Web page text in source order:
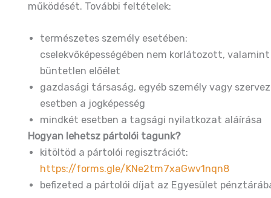
működését. További feltételek:
természetes személy esetében:
cselekvőképességében nem korlátozott,
büntetlen előélet
gazdasági társaság, egyéb személy vagy
esetben a jogképesség
mindkét esetben a tagsági nyilatkozat aláírása
Hogyan lehetsz pártolói tagunk?
kitöltöd a pártolói regisztrációt:
https://forms.gle/KNe2tm7xaGwv1nqn8
befizeted a pártolói díjat az Egyesület